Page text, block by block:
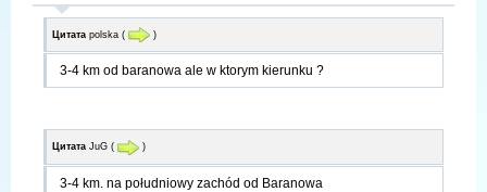
Цитата polska ( )
3-4 km od baranowa ale w ktorym kierunku ?
Цитата JuG ( )
3-4 km. na południowy zachód od Baranowa